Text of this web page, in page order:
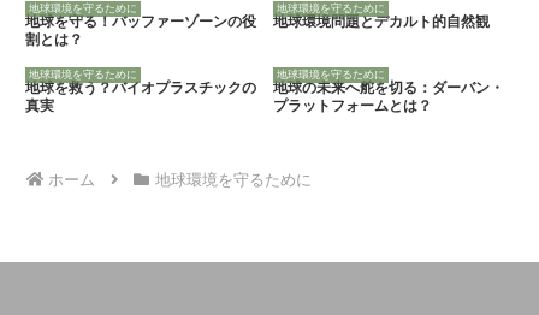
地球環境を守るために
地球を守る！バッファーゾーンの役
割とは？
地球環境を守るために
地球環境問題とデカルト的自然観
地球環境を守るために
地球を救う？バイオプラスチックの
真実
地球環境を守るために
地球の未来へ舵を切る：ダーバン・
プラットフォームとは？
ホーム 地球環境を守るために